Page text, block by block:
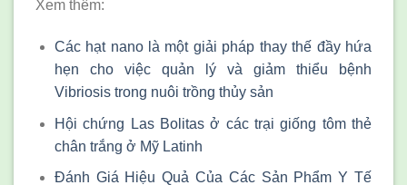
Xem thêm:
Các hạt nano là một giải pháp thay thế đầy hứa
hẹn cho việc quản lý và giảm thiểu bệnh
Vibriosis trong nuôi trồng thủy sản
Hội chứng Las Bolitas ở các trại giống tôm thẻ
chân trắng ở Mỹ Latinh
Đánh Giá Hiệu Quả Của Các Sản Phẩm Y Tế